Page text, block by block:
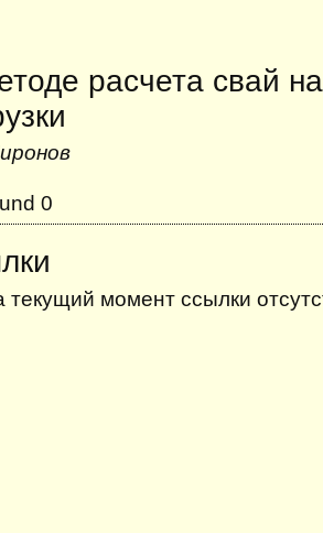
расчета свай
0
текущий момент ссылки